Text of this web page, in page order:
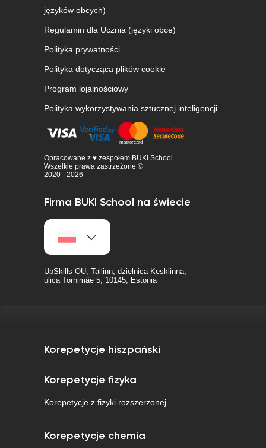
języków obcych)
Regulamin dla Ucznia (języki obce)
Polityka prywatności
Polityka dotycząca plików cookie
Program lojalnościowy
Polityka wykorzystywania sztucznej inteligencji
Opracowane z ♥ zespołem BUKI School
Wszelkie prawa zastrzeżone ©
2020 - 2026
Firma BUKI School na świecie
UpSkills OÜ, Tallinn, dzielnica Kesklinna,
ulica Tornimäe 5, 10145, Estonia
Korepetycje hiszpański
Korepetycje fizyka
Korepetycje z fizyki rozszerzonej
Korepetycje chemia